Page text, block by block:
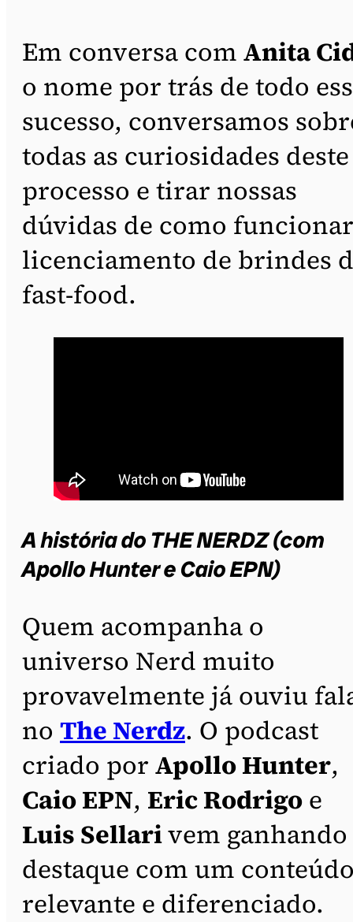
Em conversa com Anita
o nome por trás de todo
sucesso, conversamos
todas as curiosidades deste
processo e tirar nossas
dúvidas de como
licenciamento de brindes
fast-food.
A história do THE NERDZ (com
Apollo Hunter e Caio EPN)
Quem acompanha o
universo Nerd muito
provavelmente já ouviu
no The Nerdz. O podcast
criado por Apollo Hunter,
Caio EPN, Eric Rodrigo e
Luis Sellarivem ganhando
destaque com um
relevante e diferenciado.